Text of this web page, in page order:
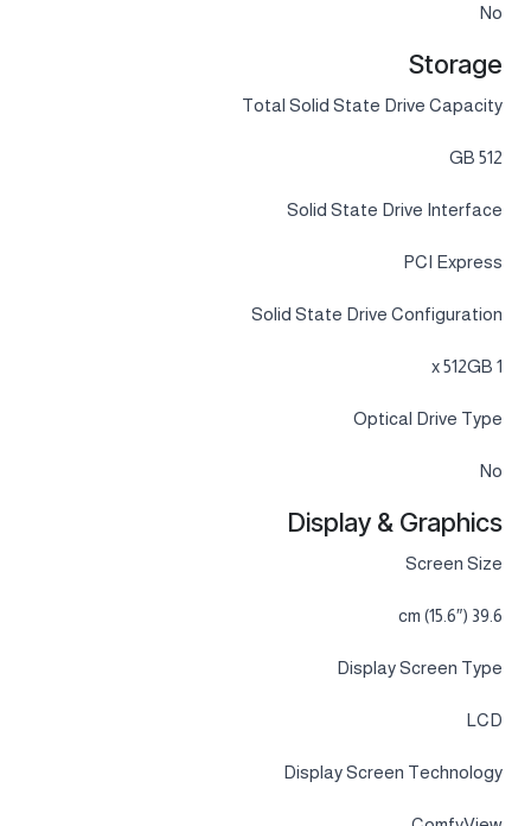
No
Storage
Total Solid State Drive Capacity
512 GB
Solid State Drive Interface
PCI Express
Solid State Drive Configuration
1 x 512GB
Optical Drive Type
No
Display & Graphics
Screen Size
39.6 cm (15.6″)
Display Screen Type
LCD
Display Screen Technology